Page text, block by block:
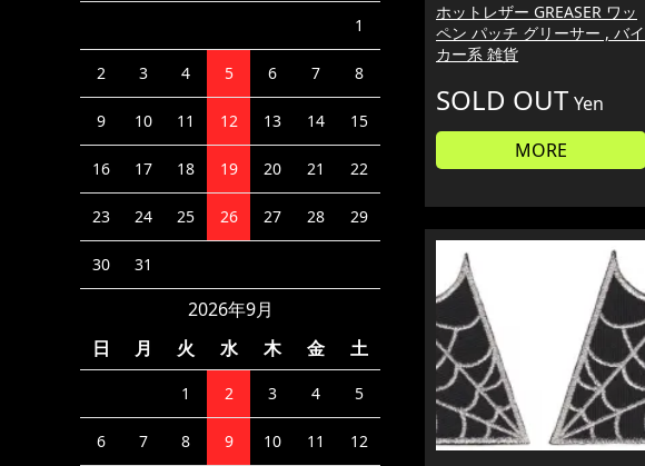
1
2 3 4 5 6 7 8
9 10 11 12 13 14 15
16 17 18 19 20 21 22
23 24 25 26 27 28 29
30 31
2026年9月
日
月 火 水 木 金 土
1 2 3 4 5
6 7 8 9 10 11 12
ホットレザー GREASER ワッ
ペン パッチ グリーサー , バイ
カー系 雑貨
SOLD OUT Yen
MORE